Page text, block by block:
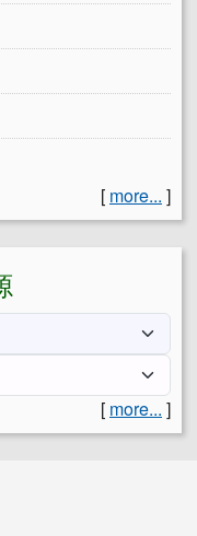
[ more... ]
[ more... ]